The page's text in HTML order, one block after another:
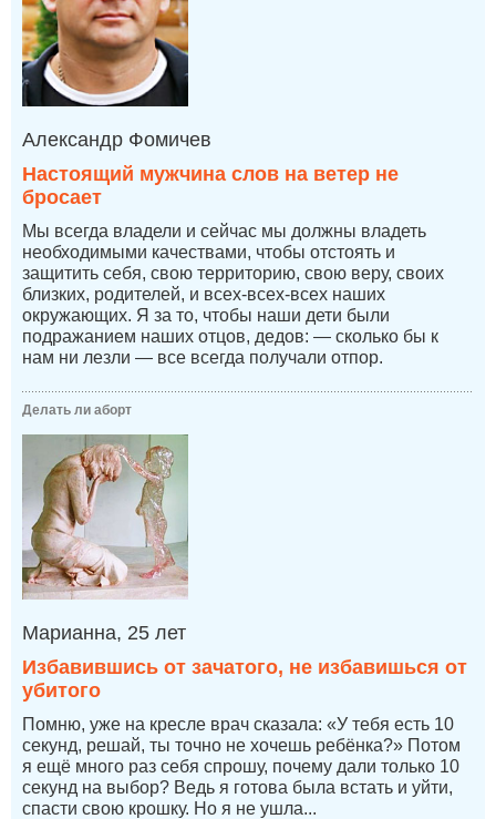
Александр Фомичев
Настоящий мужчина слов на ветер не
бросает
Мы всегда владели и сейчас мы должны владеть
необходимыми качествами, чтобы отстоять и
защитить себя, свою территорию, свою веру, своих
близких, родителей, и всех-всех-всех наших
окружающих. Я за то, чтобы наши дети были
подражанием наших отцов, дедов: — сколько бы к
нам ни лезли — все всегда получали отпор.
Делать ли аборт
Марианна, 25 лет
Избавившись от зачатого, не избавишься от
убитого
Помню, уже на кресле врач сказала: «У тебя есть 10
секунд, решай, ты точно не хочешь ребёнка?» Потом
я ещё много раз себя спрошу, почему дали только 10
секунд на выбор? Ведь я готова была встать и уйти,
спасти свою крошку. Но я не ушла...